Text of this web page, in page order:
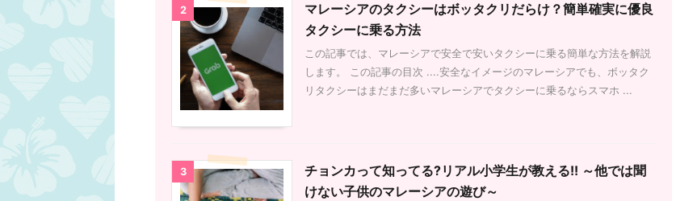
2
マレーシアのタクシーはボッタクリだらけ？簡単確実に優良
タクシーに乗る方法
この記事では、マレーシアで安全で安いタクシーに乗る簡単な方法を解説
します。 この記事の目次 ....安全なイメージのマレーシアでも、ボッタク
リタクシーはまだまだ多いマレーシアでタクシーに乗るならスマホ ...
3
チョンカって知ってる?リアル小学生が教える!! ～他では聞
けない子供のマレーシアの遊び～
ク！電圧が高いので、漏電や火災に要注意。
油断はダメです。変換プラグが必要な場合対
応電圧を確認して220V対応なら変換プラグ
があれば使える対応可能 ...
所がレート良◎ママチキは50RM札が大好
ト） 1RM(リンギ ...